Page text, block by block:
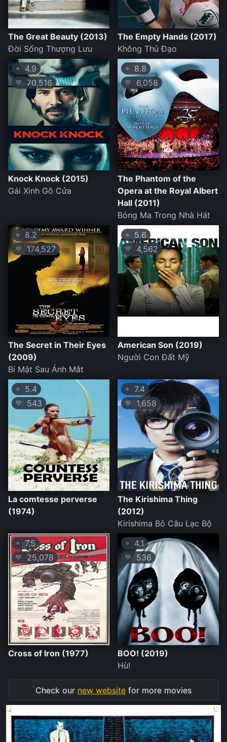
The Great Beauty (2013)
Đời Sống Thượng Lưu
The Empty Hands (2017)
Không Thủ Đạo
⭐ 4.9
💛 70,516
Knock Knock (2015)
Gái Xinh Gõ Cửa
⭐ 8.8
💛 6,058
The Phantom of the
Opera at the Royal Albert
Hall (2011)
Bóng Ma Trong Nhà Hát
⭐ 8.2
💛 174,527
The Secret in Their Eyes
(2009)
Bí Mật Sau Ánh Mắt
⭐ 5.6
💛 4,562
American Son (2019)
Người Con Đất Mỹ
⭐ 5.4
💛 543
La comtesse perverse
(1974)
⭐ 7.4
💛 1,658
The Kirishima Thing
(2012)
Kirishima Bỏ Câu Lạc Bộ
⭐ 7.5
💛 25,078
Cross of Iron (1977)
⭐ 4.1
💛 536
BOO! (2019)
Hù!
Check our new website for more movies